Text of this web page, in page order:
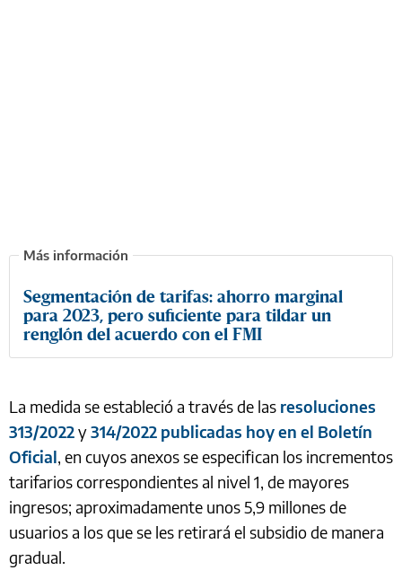
Segmentación de tarifas: ahorro marginal
para 2023, pero suficiente para tildar un
renglón del acuerdo con el FMI
La medida se estableció a través de las resoluciones
313/2022y314/2022 publicadas hoy en el Boletín
Oficial, en cuyos anexos se especifican los incrementos
tarifarios correspondientes al nivel 1, de mayores
ingresos; aproximadamente unos 5,9 millones de
usuarios a los que se les retirará el subsidio de manera
gradual.